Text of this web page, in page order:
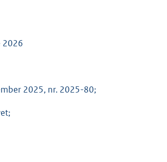
2026
2025, nr. 2025-80;